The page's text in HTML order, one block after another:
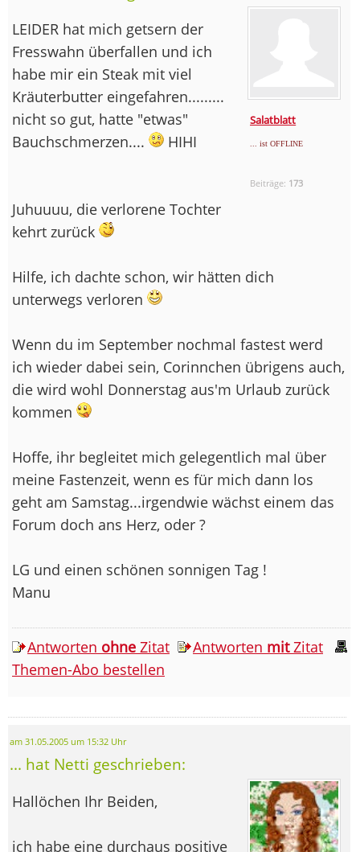
Salatblatt
... ist OFFLINE
Beiträge: 173
LEIDER hat mich getsern der
Fresswahn überfallen und ich
habe mir ein Steak mit viel
Kräuterbutter eingefahren.........
nicht so gut, hatte "etwas"
Bauchschmerzen....
HIHI
Juhuuuu, die verlorene Tochter
kehrt zurück
Hilfe, ich dachte schon, wir hätten dich
unterwegs verloren
Wenn du im September nochmal fastest werd
ich wieder dabei sein, Corinnchen übrigens auch,
die wird wohl Donnerstag aus'm Urlaub zurück
kommen
Hoffe, ihr begleitet mich gelegentlich mal über
meine Fastenzeit, wenn es für mich dann los
geht am Samstag...irgendwie wächst einem das
Forum doch ans Herz, oder ?
LG und einen schönen sonnigen Tag !
Manu
Antworten ohne Zitat Antworten mitZitat
Themen-Abo bestellen
am 31.05.2005 um 15:32 Uhr
... hat Netti geschrieben:
Hallöchen Ihr Beiden,
ich habe eine durchaus positive